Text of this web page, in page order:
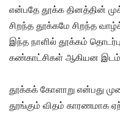
என்பதே தூக்க தினத்தின்
சிறந்த தூக்கமே சிறந்த
இந்த நாளில் தூக்கம்
கண்காட்சிகள் ஆகியன
தூக்கக் கோளாறு என்பது
தூங்கும் விதம் காரணமாக